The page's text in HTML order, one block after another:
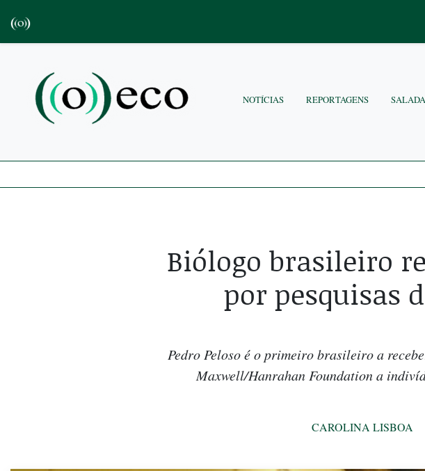
NOTÍCIAS REPORTAGENS
Biólogo brasileiro
por pesquisas
Pedro Peloso é o primeiro brasileiro a
Maxwell/Hanrahan Foundation a
CAROLINA LISBOA